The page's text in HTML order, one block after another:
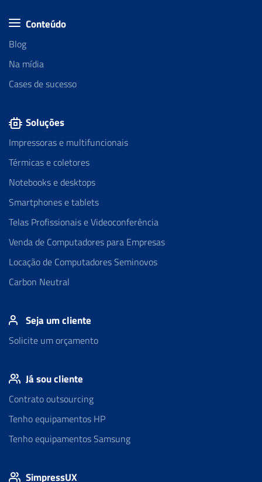
Conteúdo
Blog
Na mídia
Cases de sucesso
Soluções
Impressoras e multifuncionais
Térmicas e coletores
Notebooks e desktops
Smartphones e tablets
Telas Profissionais e Videoconferência
Venda de Computadores para Empresas
Locação de Computadores Seminovos
Carbon Neutral
Seja um cliente
Solicite um orçamento
Já sou cliente
Contrato outsourcing
Tenho equipamentos HP
Tenho equipamentos Samsung
SimpressUX